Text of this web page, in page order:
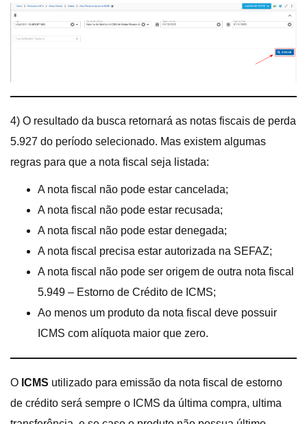
4) O resultado da busca retornará as notas fiscais de perda
5.927 do período selecionado. Mas existem algumas
regras para que a nota fiscal seja listada:
A nota fiscal não pode estar cancelada;
A nota fiscal não pode estar recusada;
A nota fiscal não pode estar denegada;
A nota fiscal precisa estar autorizada na SEFAZ;
A nota fiscal não pode ser origem de outra nota fiscal
5.949 – Estorno de Crédito de ICMS;
Ao menos um produto da nota fiscal deve possuir
ICMS com alíquota maior que zero.
O ICMS utilizado para emissão da nota fiscal de estorno
de crédito será sempre o ICMS da última compra, ultima